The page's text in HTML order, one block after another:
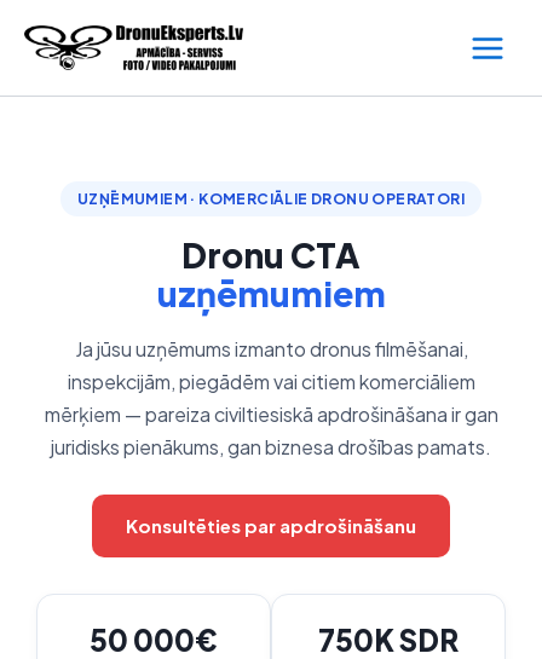
content
UZŅĒMUMIEM · KOMERCIĀLIE DRONU OPERATORI
Dronu CTA
uzņēmumiem
Ja jūsu uzņēmums izmanto dronus filmēšanai,
inspekcijām, piegādēm vai citiem komerciāliem
mērķiem — pareiza civiltiesiskā apdrošināšana ir gan
juridisks pienākums, gan biznesa drošības pamats.
Konsultēties par apdrošināšanu
50 000€ 750K SDR